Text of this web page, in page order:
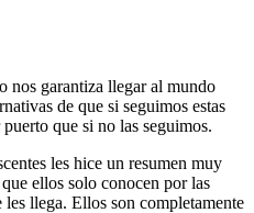
nos garantiza llegar al mundo
de que si seguimos estas
que si no las seguimos.
les hice un resumen muy
ellos solo conocen por las
llega. Ellos son completamente